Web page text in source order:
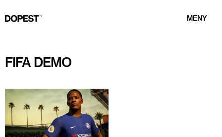
MENY
FIFA DEMO